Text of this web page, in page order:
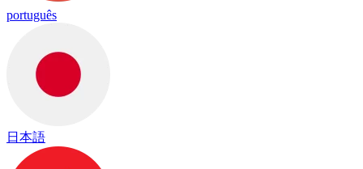
português
日本語